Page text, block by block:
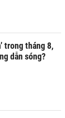
trong tháng 8,
dẫn sóng?